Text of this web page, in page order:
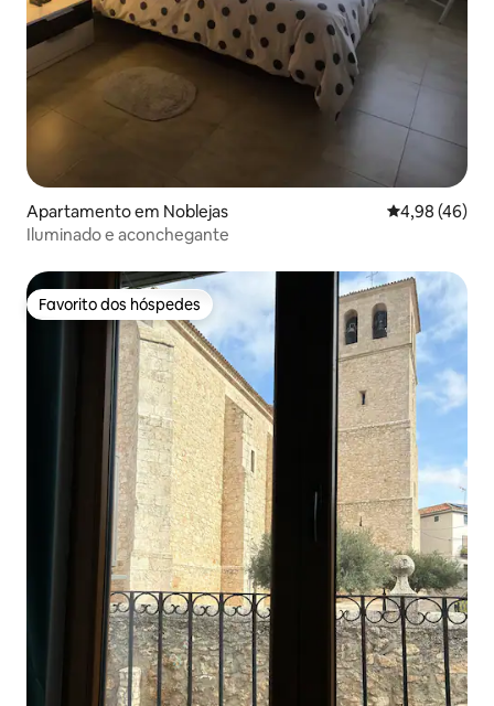
Apartamento em Noblejas Classificação
4,98 (46)
Iluminado e aconchegante
Favorito dos hóspedes
Favorito dos hóspedes